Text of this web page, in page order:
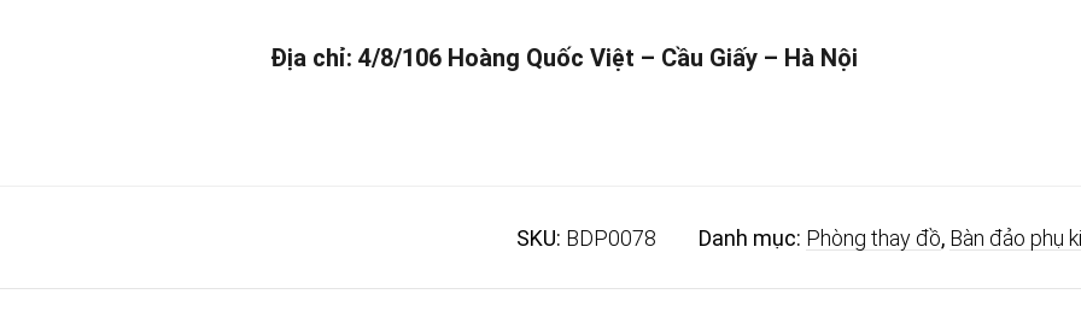
Địa chỉ: 4/8/106 Hoàng Quốc Việt – Cầu Giấy – Hà Nội
SKU: BDP0078 Danh mục: Phòng thay đồ, Bàn đảo phụ